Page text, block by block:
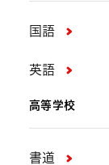
国語
英語
高等学校
書道